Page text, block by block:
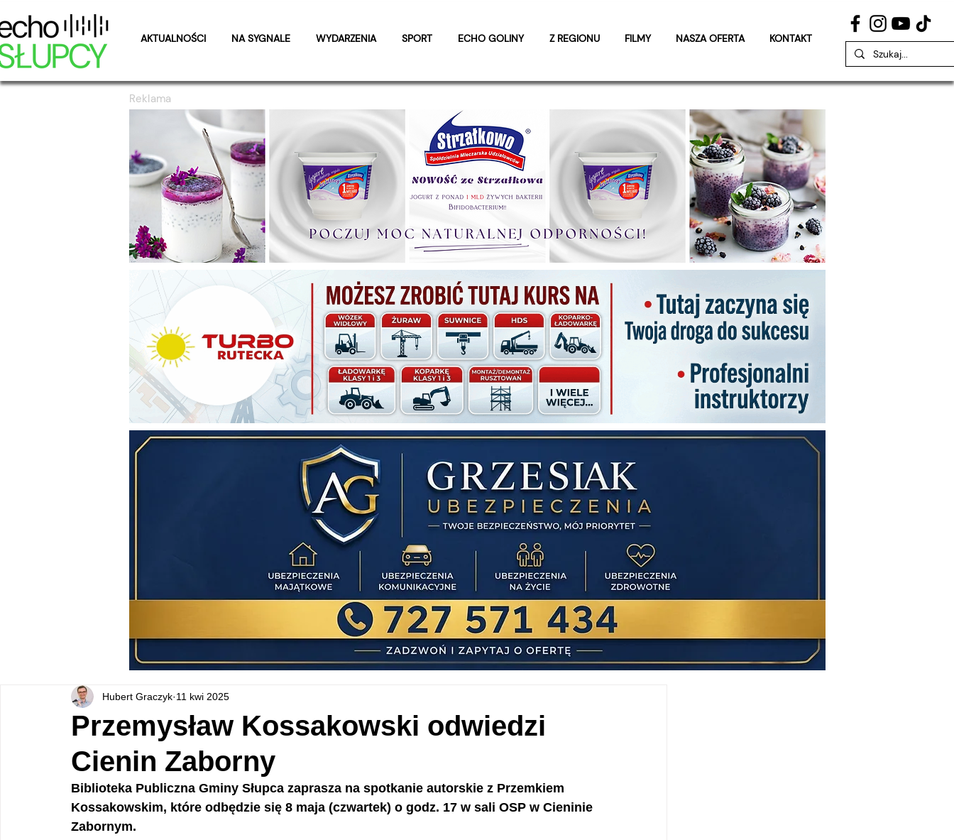
AKTUALNOŚCI NA SYGNALE WYDARZENIA SPORT ECHO GOLINY Z REGIONU FILMY NASZA OFERTA KONTAKT
Reklama
Przemysław Kossakowski odwiedzi
Cienin Zaborny
Hubert Graczyk 11 kwi 2025
Biblioteka Publiczna Gminy Słupca zaprasza na spotkanie autorskie z Przemkiem
Kossakowskim, które odbędzie się 8 maja (czwartek) o godz. 17 w sali OSP w Cieninie
Zabornym.